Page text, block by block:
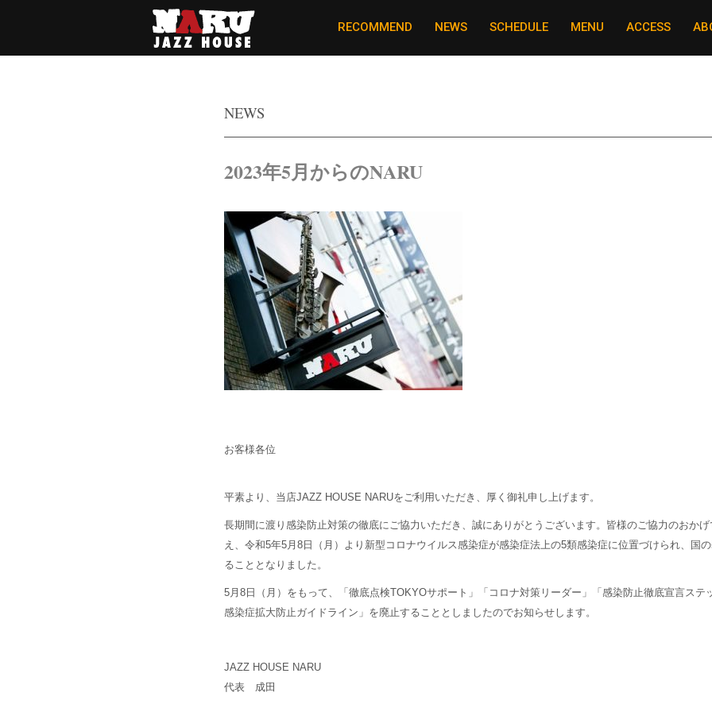
RECOMMEND NEWS SCHEDULE MENU ACCESS
NEWS
2023年5月からのNARU
お客様各位
平素より、当店JAZZ HOUSE NARUをご利用いただき、厚く御礼申し上げます。
長期間に渡り感染防止対策の徹底にご協力いただき、誠にありがとうございます。皆様のご協力のおか
え、令和5年5月8日（月）より新型コロナウイルス感染症が感染症法上の5類感染症に位置づけられ、国
ることとなりました。
5月8日（月）をもって、「徹底点検TOKYOサポート」「コロナ対策リーダー」「感染防止徹底宣言ステ
感染症拡大防止ガイドライン」を廃止することとしましたのでお知らせします。
JAZZ HOUSE NARU
代表 成田